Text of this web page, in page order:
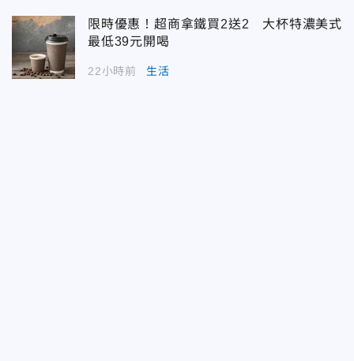
限時優惠！超商拿鐵買2送2 大杯特濃美式
最低39元開喝
22小時前 生活